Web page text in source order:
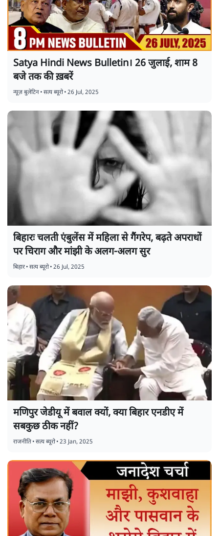
Satya Hindi News Bulletin। 26 जुलाई, शाम 8
बजे तक की ख़बरें
न्यूज़ बुलेटिन•सत्य ब्यूरो•26 Jul, 2025
बिहारः चलती एंबुलेंस में महिला से गैंगरेप, बढ़ते अपराधों
पर चिराग और मांझी के अलग-अलग सुर
बिहार•सत्य ब्यूरो•26 Jul, 2025
मणिपुर जेडीयू में बवाल क्यों, क्या बिहार एनडीए में
सबकुछ ठीक नहीं?
राजनीति•सत्य ब्यूरो•23 Jan, 2025